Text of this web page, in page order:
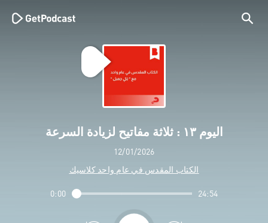
اليوم ١٣ : ثلاثة مفاتيح لزيادة السرعة
12/01/2026
الكتاب المقدس في عام واحد كلاسيك
0:00 24:54